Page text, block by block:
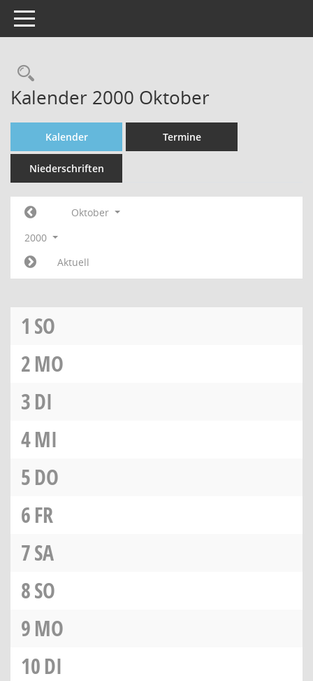
Toggle navigation
Rechercheauswahl
Kalender 2000 Oktober
Kalender Termine
Niederschriften
Oktober
2000
Aktuell
1 SO
2MO
3DI
4MI
5DO
6FR
7SA
8SO
9MO
10DI